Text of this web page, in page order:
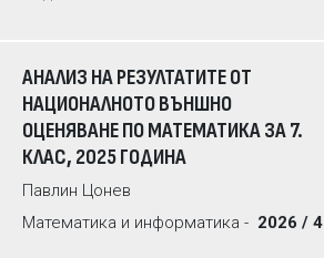
АНАЛИЗ НА РЕЗУЛТАТИТЕ ОТ
НАЦИОНАЛНОТО ВЪНШНО
ОЦЕНЯВАНЕ ПО МАТЕМАТИКА ЗА 7.
КЛАС, 2025 ГОДИНА
Павлин Цонев
Математика и информатика - 2026 / 4